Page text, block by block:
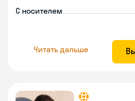
С носителем
Читать дальше